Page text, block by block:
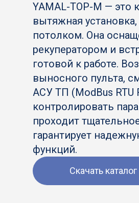
YAMAL-TOP-М — это
вытяжная
потолком. Она
рекуператором и
готовой к работе.
выносного пульта,
АСУ ТП (ModBus RTU
контролировать
проходит
гарантирует
функций.
Скачать каталог